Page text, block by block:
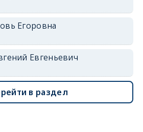
Егоровна
Евгеньевич
в раздел